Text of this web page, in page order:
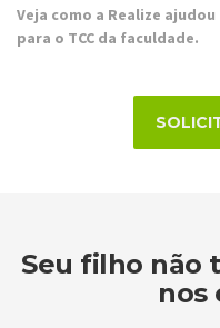
Veja como a Realize
para o TCC da faculdade.
Seu filho não
nos